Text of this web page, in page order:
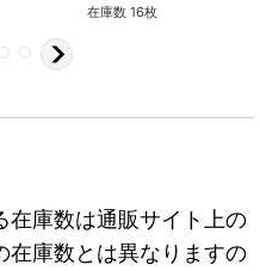
在庫数 16枚
在庫数は通販サイト上の
在庫数とは異なりますの